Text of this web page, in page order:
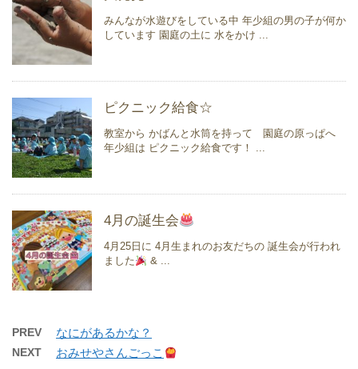
みんなが水遊びをしている中 年少組の男の子が何か
しています 園庭の土に 水をかけ ...
ピクニック給食☆
教室から かばんと水筒を持って 園庭の原っぱへ
年少組は ピクニック給食です！ ...
4月の誕生会
4月25日に 4月生まれのお友だちの 誕生会が行われ
ました
& ...
PREV なにがあるかな？
NEXT おみせやさんごっこ